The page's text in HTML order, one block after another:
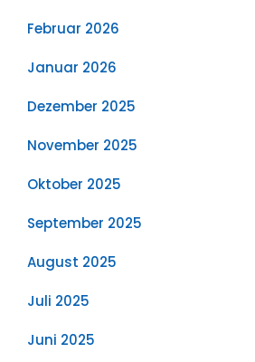
Februar 2026
Januar 2026
Dezember 2025
November 2025
Oktober 2025
September 2025
August 2025
Juli 2025
Juni 2025